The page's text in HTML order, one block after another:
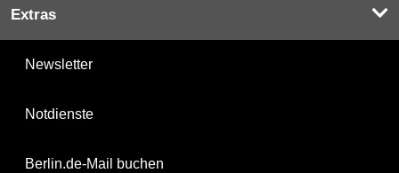
Extras
Newsletter
Notdienste
Berlin.de-Mail buchen